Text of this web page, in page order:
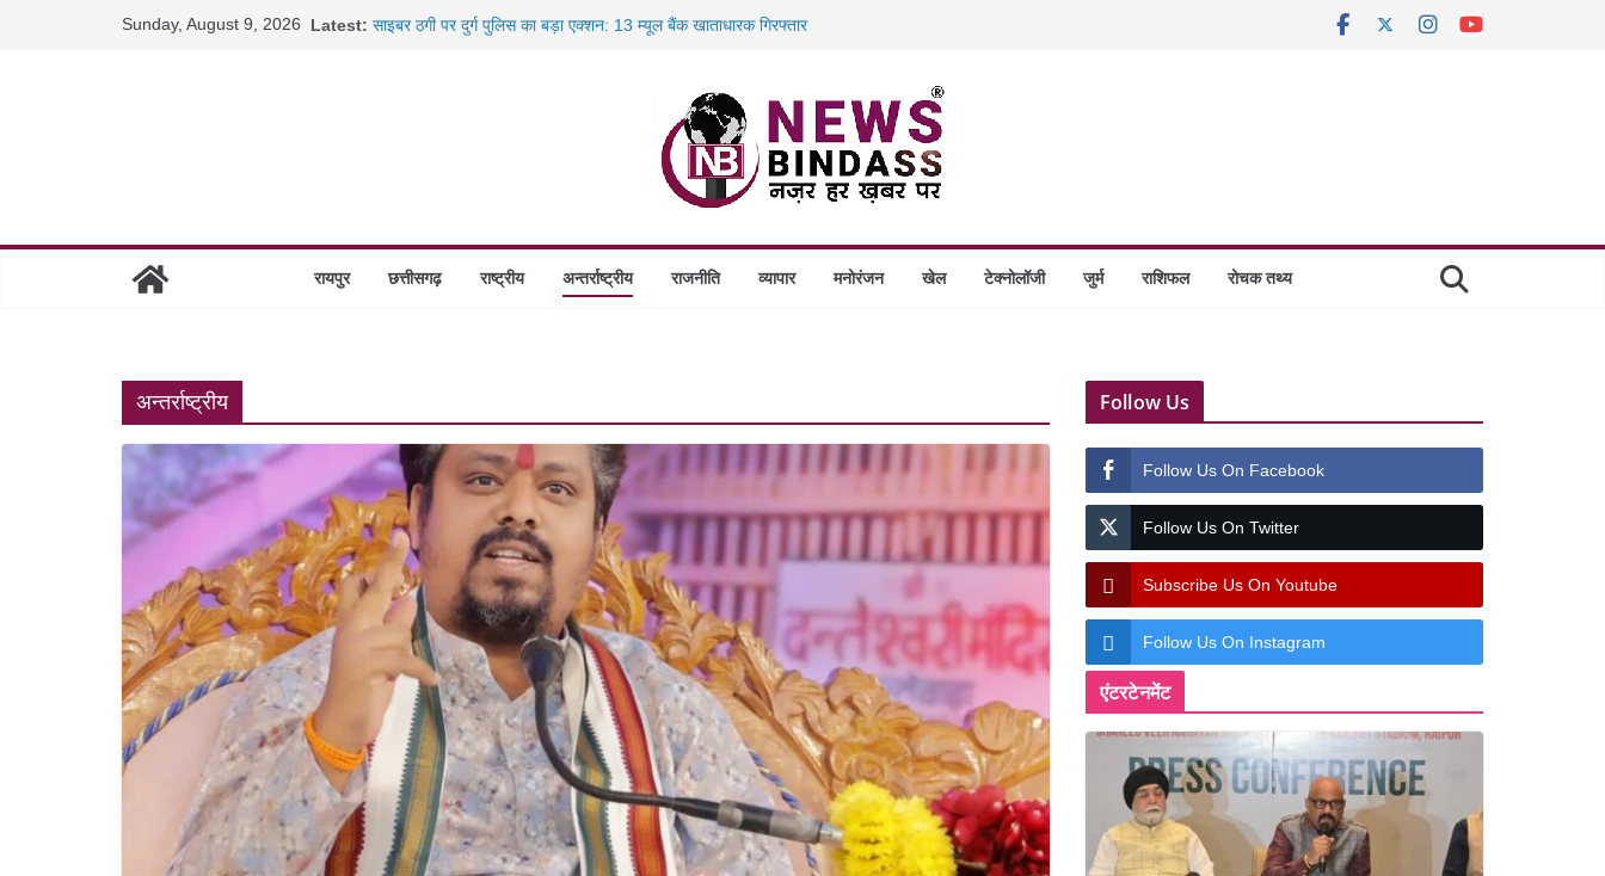
Sunday, August 9, 2026 Latest: साइबर ठगी पर दुर्ग पुलिस का बड़ा एक्शन: 13 म्यूल बैंक खाताधारक गिरफ्तार
रायपुर में कल्याण ज्वेलर्स में डकैती की साजिश नाकाम, दिल्ली-बिहार
छत्तीसगढ़ में 1460 गोधाम होंगे स्थापित, हर विकासखंड के 10 उत्कृष्ट गोठानों
रायपुर छत्तीसगढ़ राष्ट्रीय अन्तर्राष्ट्रीय राजनीति व्यापार मनोरंजन खेल टेक्नोलॉजी जुर्म राशिफल रोचक तथ्य
अन्तर्राष्ट्रीय Follow Us
Follow Us On Facebook
Follow Us On Twitter
Subscribe Us On Youtube
Follow Us On Instagram
एंटरटेनमेंट